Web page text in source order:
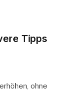
Tipps
ohne